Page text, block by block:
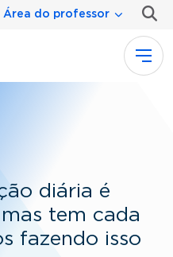
Área do professor
diária é
tem cada
fazendo isso